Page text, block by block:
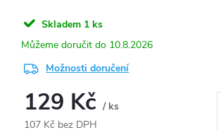
Skladem 1 ks
10.8.2026
Možnosti doručení
129 Kč/ ks
107 Kč bez DPH